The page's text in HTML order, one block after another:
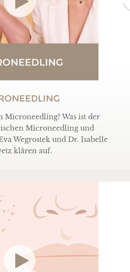
Microneedling? Was ist der
Microneedling und
Wegrostek und Dr. Isabelle
klären auf.